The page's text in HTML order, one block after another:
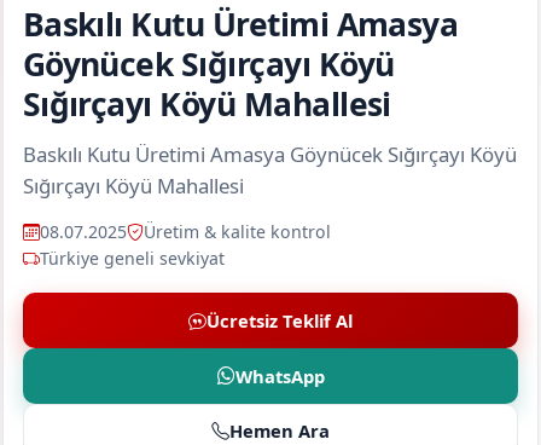
Baskılı Kutu Üretimi Amasya
Göynücek Sığırçayı Köyü
Sığırçayı Köyü Mahallesi
Baskılı Kutu Üretimi Amasya Göynücek Sığırçayı Köyü
Sığırçayı Köyü Mahallesi
08.07.2025
Üretim & kalite kontrol
Türkiye geneli sevkiyat
Ücretsiz Teklif Al
WhatsApp
Hemen Ara